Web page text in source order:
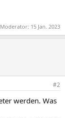
15 Jan. 2023
#2
werden. Was